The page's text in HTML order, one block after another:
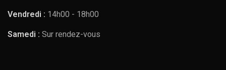
Vendredi : 14h00 - 18h00
Samedi : Sur rendez-vous